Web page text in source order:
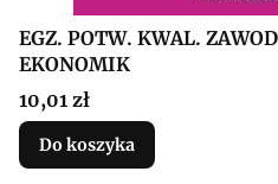
EGZ. POTW. KWAL.
EKONOMIK
Cena
10,01 zł
Do koszyka